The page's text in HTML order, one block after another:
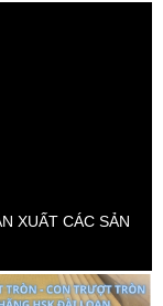
XUẤT CÁC SẢN